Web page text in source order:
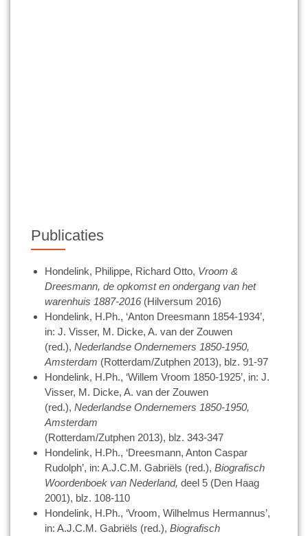
Publicaties
Hondelink, Philippe, Richard Otto, Vroom &
Dreesmann, de opkomst en ondergang van het
warenhuis 1887-2016(Hilversum 2016)
Hondelink, H.Ph., ‘Anton Dreesmann 1854-1934’,
in: J. Visser, M. Dicke, A. van der Zouwen
(red.), Nederlandse Ondernemers 1850-1950,
Amsterdam (Rotterdam/Zutphen 2013), blz. 91-97
Hondelink, H.Ph., ‘Willem Vroom 1850-1925’, in: J.
Visser, M. Dicke, A. van der Zouwen
(red.), Nederlandse Ondernemers 1850-1950,
Amsterdam
(Rotterdam/Zutphen 2013), blz. 343-347
Hondelink, H.Ph., ‘Dreesmann, Anton Caspar
Rudolph’, in: A.J.C.M. Gabriëls (red.), Biografisch
Woordenboek van Nederland, deel 5 (Den Haag
2001), blz. 108-110
Hondelink, H.Ph., ‘Vroom, Wilhelmus Hermannus’,
in: A.J.C.M. Gabriëls (red.), Biografisch